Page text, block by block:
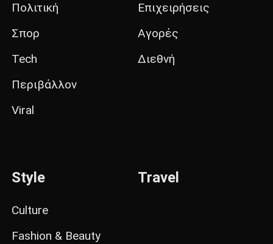
Πολιτική
Σπορ
Tech
Περιβάλλον
Viral
Επιχειρήσεις
Αγορές
Διεθνή
Style
Culture
Fashion & Beauty
Travel